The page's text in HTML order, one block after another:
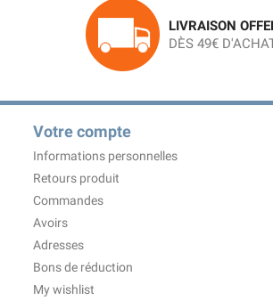
LIVRAISON
DÈS 49€
Votre compte
Informations personnelles
Retours produit
Commandes
Avoirs
Adresses
Bons de réduction
My wishlist